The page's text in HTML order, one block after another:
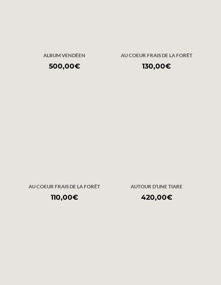
ALBUM VENDÉEN
500,00€
AU COEUR FRAIS DE LA FORÊT
130,00€
AU COEUR FRAIS DE LA FORÊT
110,00€
AUTOUR D’UNE TIARE
420,00€